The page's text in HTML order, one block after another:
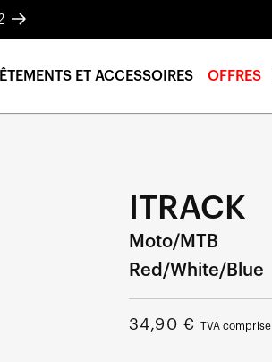
ET ACCESSOIRES OFFRES
ITRACK
Moto/MTB
Red/White/Blue
Prix
34,90 € TVA comprise